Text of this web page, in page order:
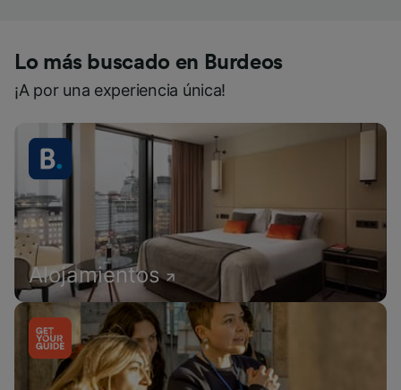
Lo más buscado en Burdeos
¡A por una experiencia única!
Alojamientos